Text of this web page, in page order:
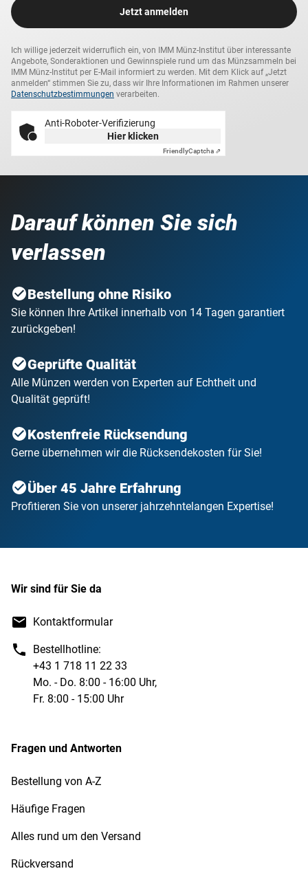
Jetzt anmelden
Ich willige jederzeit widerruflich ein, von IMM Münz-Institut über interessante
Angebote, Sonderaktionen und Gewinnspiele rund um das Münzsammeln bei
IMM Münz-Institut per E-Mail informiert zu werden. Mit dem Klick auf „Jetzt
anmelden“ stimmen Sie zu, dass wir Ihre Informationen im Rahmen unserer
Datenschutzbestimmungen verarbeiten.
Anti-Roboter-Verifizierung
Hier klicken
FriendlyCaptcha ⇗
Darauf können Sie sich
verlassen
Bestellung ohne Risiko
Sie können Ihre Artikel innerhalb von 14 Tagen garantiert
zurückgeben!
Geprüfte Qualität
Alle Münzen werden von Experten auf Echtheit und
Qualität geprüft!
Kostenfreie Rücksendung
Gerne übernehmen wir die Rücksendekosten für Sie!
Über 45 Jahre Erfahrung
Profitieren Sie von unserer jahrzehntelangen Expertise!
Wir sind für Sie da
Kontaktformular
Bestellhotline:
+43 1 718 11 22 33
Mo. - Do. 8:00 - 16:00 Uhr,
Fr. 8:00 - 15:00 Uhr
Fragen und Antworten
Bestellung von A-Z
Häufige Fragen
Alles rund um den Versand
Rückversand